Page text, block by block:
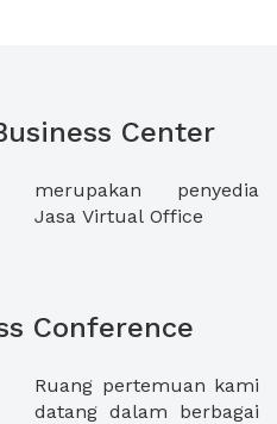
Center
Jasa Virtual Office
Conference